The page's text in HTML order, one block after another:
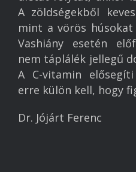
A zöldségekből
mint a vörös
Vashiány esetén
nem táplálék jellegű
A C-vitamin
erre külön kell, hogy
Dr. Jójárt Ferenc